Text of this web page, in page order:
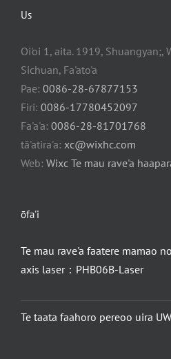
Us
Oi'oi 1, aita. 1919, Shuangyan;,
Sichuan, Fa'ato'a
Pae: 0086-28-67877153
Firi: 0086-17780452097
Fa'a'a: 0086-28-81701768
tā'atira'a: xc@wixhc.com
Web: Wixc Te mau rave'a
ōfa'i
Te mau rave'a faatere mamao
axis laser：PHB06B-Laser
Te taata faahoro pereoo uira